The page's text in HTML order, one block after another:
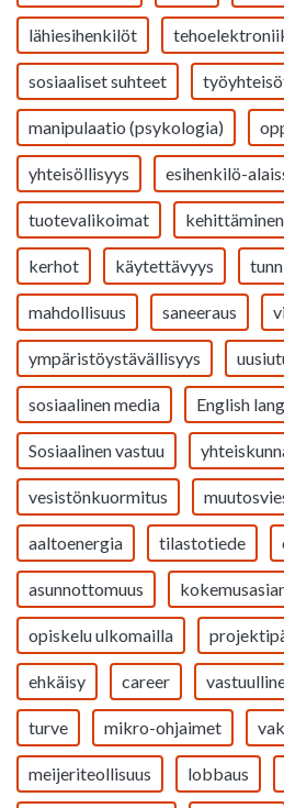
lähiesihenkilöt
sosiaaliset suhteet
manipulaatio (psykologia)
yhteisöllisyys esihenkilö-
tuotevalikoimat kehittäminen
kerhot käytettävyys
mahdollisuus saneeraus
ympäristöystävällisyys
sosiaalinen media English
Sosiaalinen vastuu
vesistönkuormitus
aaltoenergia tilastotiede
asunnottomuus
opiskelu ulkomailla
ehkäisy career
turve mikro-ohjaimet
meijeriteollisuus lobbaus